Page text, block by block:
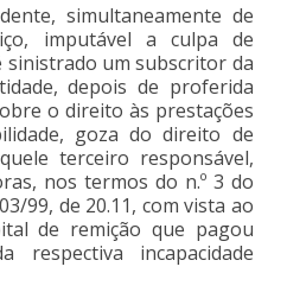
simultaneamente de
imputável a culpa de
sinistrado um subscritor da
depois de proferida
o direito às prestações
goza do direito de
terceiro responsável,
nos termos do n.º 3 do
99, de 20.11, com vista ao
de remição que pagou
respectiva incapacidade